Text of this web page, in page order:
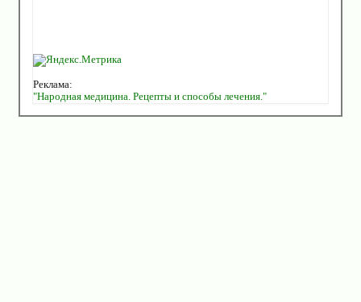
Реклама:
"Народная медицина. Рецепты и способы лечения."